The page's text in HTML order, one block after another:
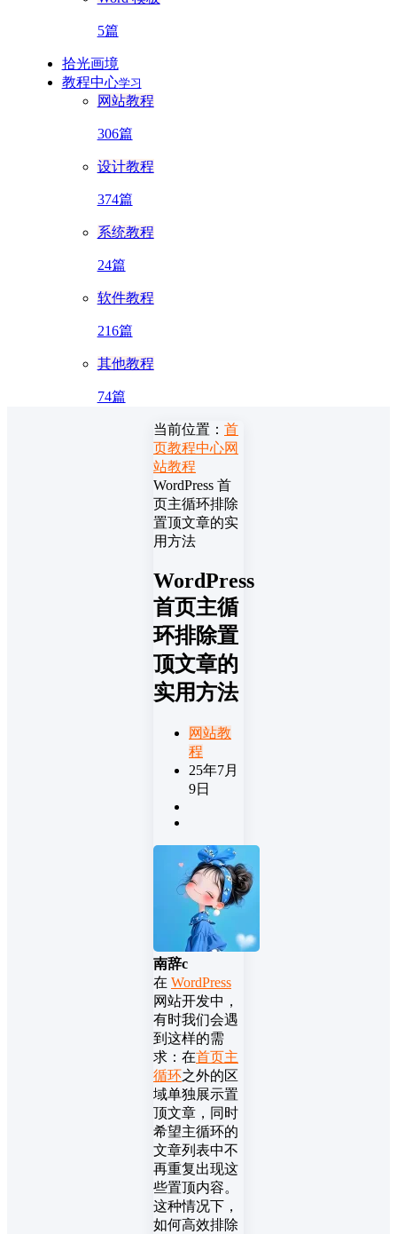
5篇
拾光画境
教程中心学习
网站教程
306篇
设计教程
374篇
系统教程
24篇
软件教程
216篇
其他教程
74篇
当前位置： 首
页教程中心网
站教程
WordPress 首
页主循环排除
置顶文章的实
用方法
WordPress
首页主循
环排除置
顶文章的
实用方法
网站教
程
25年7月
9日
南辞c
在 WordPress
网站开发中，
有时我们会遇
到这样的需
求：在首页主
循环之外的区
域单独展示置
顶文章，同时
希望主循环的
文章列表中不
再重复出现这
些置顶内容。
这种情况下，
如何高效排除